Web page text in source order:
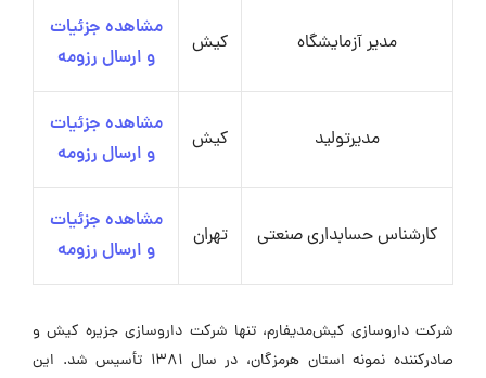
مدیر آزمایشگاه کیش
مشاهده جزئیات
و ارسال رزومه
مدیرتولید کیش
مشاهده جزئیات
و ارسال رزومه
کارشناس حسابداری صنعتی تهران
مشاهده جزئیات
و ارسال رزومه
شرکت داروسازی کیش‌مدیفارم، تنها شرکت داروسازی جزیره کیش و
صادرکننده نمونه استان هرمزگان، در سال ۱۳۸۱ تأسیس شد. این